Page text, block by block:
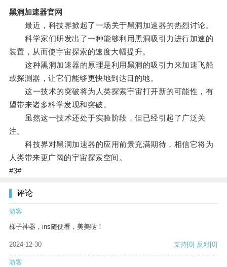
黑洞加速器官网
最近，科技界掀起了一场关于黑洞加速器的热烈讨论。
科学家们研发出了一种能够利用黑洞吸引力进行加速的
装置，从而使宇宙探索的速度大幅提升。
这种黑洞加速器的原理是利用黑洞的吸引力来加速飞船
或探测器，让它们能够更快地到达目的地。
这一技术的突破将为人类探索宇宙打开新的可能性，有
望带来诸多科学发现和突破。
虽然这一技术还处于实验阶段，但已经引起了广泛关
注。
科技界对黑洞加速器的应用前景充满期待，相信它将为
人类带来更广阔的宇宙探索空间。
#3#
评论
游客
梯子神器，ins随便看，美美哒！
2024-12-30 支持[0] 反对[0]
游客